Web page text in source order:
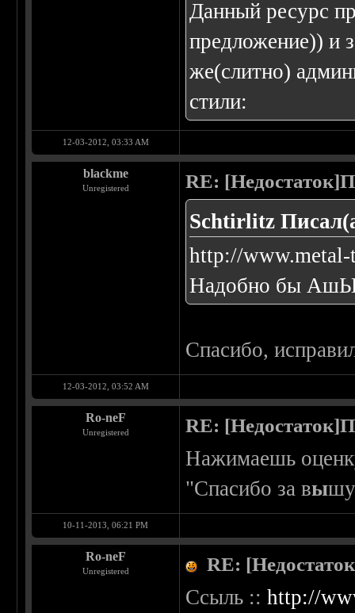
Данный ресурс
предложение)) и
же(слитно)
стили:
12-03-2012, 03:33 AM
blackme
Unregistered RE:
Schtirlitz
http://
Надобно бы
Спасибо,
12-03-2012, 03:52 AM
Ro-neF
Unregistered RE:
Нажимаешь
"Спасибо за вы
10-11-2013, 06:21 PM
Ro-neF
Unregistered RE:
Ссыль ::http://